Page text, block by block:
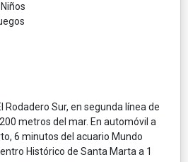
Rodadero Sur, en segunda línea de
metros del mar. En automóvil a
6 minutos del acuario Mundo
Histórico de Santa Marta a 1